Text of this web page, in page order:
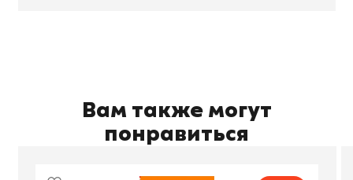
Вам также могут
понравиться